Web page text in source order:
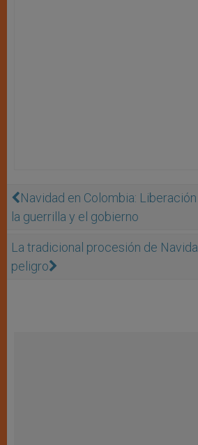
Navidad en Colombia:
la guerrilla y el gobierno
La tradicional procesión de
peligro